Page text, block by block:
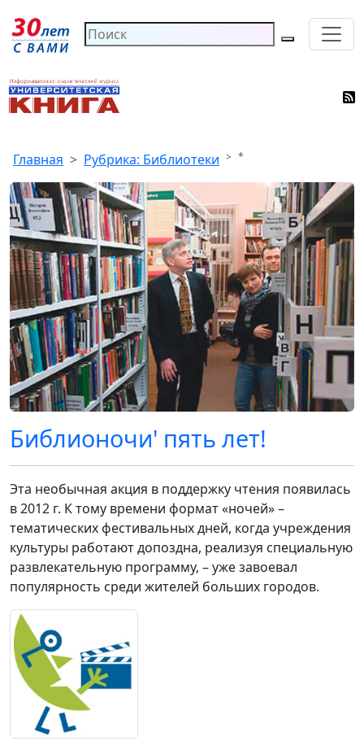
Главная Рубрика: Библиотеки *
Библионочи' пять лет!
Эта необычная акция в поддержку чтения появилась
в 2012 г. К тому времени формат «ночей» –
тематических фестивальных дней, когда учреждения
культуры работают допоздна, реализуя специальную
развлекательную программу, – уже завоевал
популярность среди жителей больших городов.